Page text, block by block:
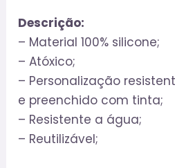
Descrição:
– Material 100% silicone;
– Atóxico;
– Personalização
e preenchido com tinta;
– Resistente a água;
– Reutilizável;